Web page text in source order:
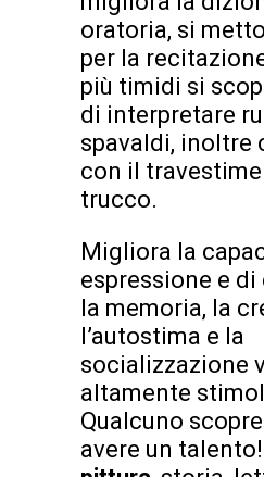
oratoria, si
per la
più timidi si
di interpretare
spavaldi, inoltre
con il
trucco.
Migliora la
espressione e
la memoria, la
l’autostima e la
socializzazione
altamente
Qualcuno
avere un talento!